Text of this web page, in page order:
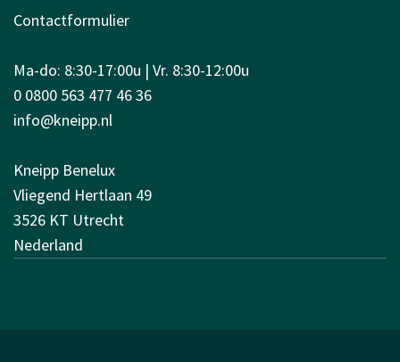
Contactformulier
Ma-do: 8:30-17:00u | Vr. 8:30-12:00u
0 0800 563 477 46 36
info@kneipp.nl
Kneipp Benelux
Vliegend Hertlaan 49
3526 KT Utrecht
Nederland